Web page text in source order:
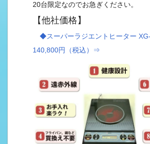
20台限定なのでお急ぎください。
【他社価格】
◆スーパーラジエントヒーター
140,800円（税込）⇒